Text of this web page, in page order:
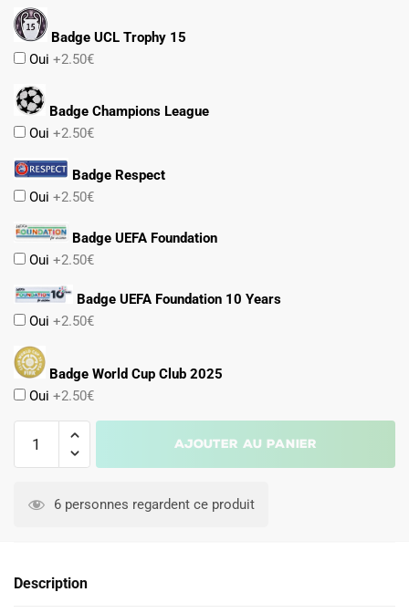
Badge UCL Trophy 15
Oui +2.50€
Badge Champions League
Oui +2.50€
Badge Respect
Oui +2.50€
Badge UEFA Foundation
Oui +2.50€
Badge UEFA Foundation 10 Years
Oui +2.50€
Badge World Cup Club 2025
Oui +2.50€
2026
Ajouter au panier
n
6 personnes regardent ce produit
Description